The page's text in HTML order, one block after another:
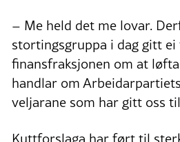
– Me held det me lovar.
stortingsgruppa i dag gitt
finansfraksjonen om at
handlar om
veljarane som har gitt oss